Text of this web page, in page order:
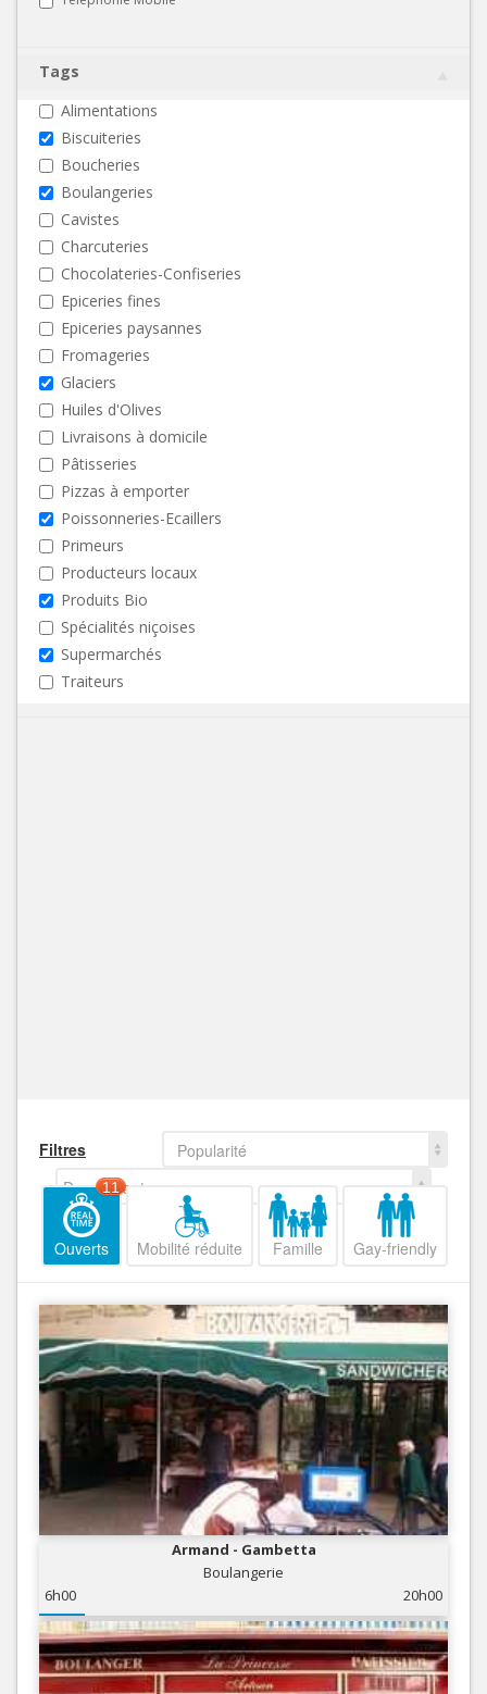
Tags
Alimentations
Biscuiteries
Boucheries
Boulangeries
Cavistes
Charcuteries
Chocolateries-Confiseries
Epiceries fines
Epiceries paysannes
Fromageries
Glaciers
Huiles d'Olives
Livraisons à domicile
Pâtisseries
Pizzas à emporter
Poissonneries-Ecaillers
Primeurs
Producteurs locaux
Produits Bio
Spécialités niçoises
Supermarchés
Traiteurs
Filtres
Popularité
Decroissant
Ouverts
11
Mobilité réduite Famille Gay-friendly
Armand - Gambetta
Boulangerie
6h00
20h00